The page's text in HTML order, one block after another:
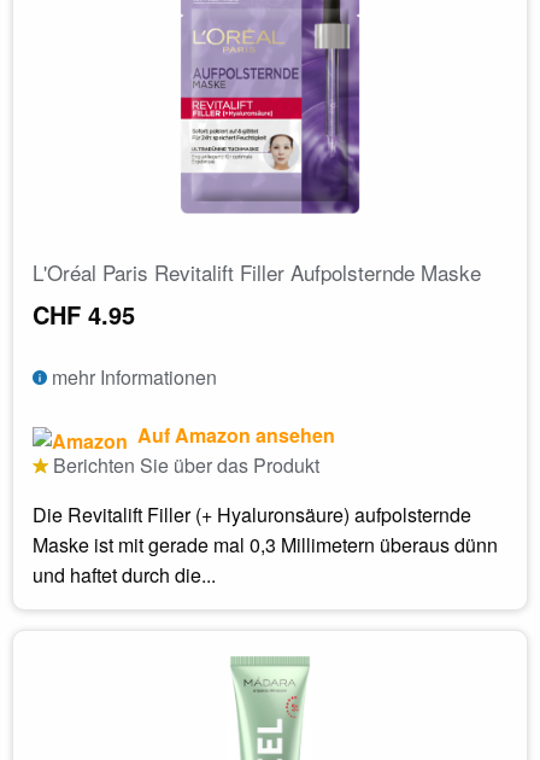
L'Oréal Paris Revitalift Filler Aufpolsternde Maske
CHF 4.95
mehr Informationen
Auf Amazon ansehen
Berichten Sie über das Produkt
Die Revitalift Filler (+ Hyaluronsäure) aufpolsternde
Maske ist mit gerade mal 0,3 Millimetern überaus dünn
und haftet durch die...